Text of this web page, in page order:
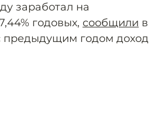
заработал на
годовых, сообщили в
предыдущим годом доход